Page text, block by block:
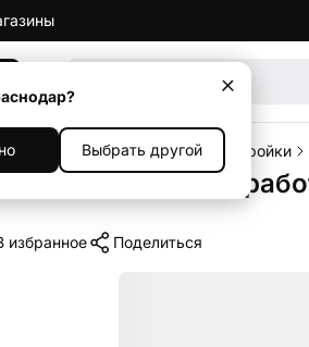
Выбрать другой
Услуги и софт Услуги и настройки
параллельной
избранное Поделиться